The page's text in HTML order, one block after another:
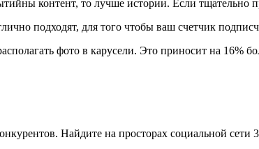
контент, то лучше истории. Если тщательно
подходят, для того чтобы ваш счетчик
фото в карусели. Это приносит на 16%
Найдите на просторах социальной сети